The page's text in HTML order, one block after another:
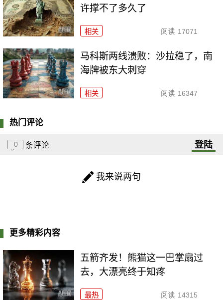
许撑不了多久了
相关 阅读 17071
马科斯两线溃败：沙拉稳了，南
海牌被东大刺穿
相关 阅读 16347
热门评论
0 条评论 登陆
我来说两句
更多精彩内容
五箭齐发！熊猫这一巴掌扇过
去，大漂亮终于知疼
最热 阅读 14315